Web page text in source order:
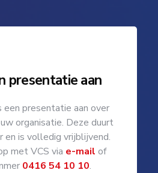
presentatie aan
presentatie aan over
organisatie. Deze duurt
en is volledig vrijblijvend.
met VCS via e-mail of
0416 54 10 10.